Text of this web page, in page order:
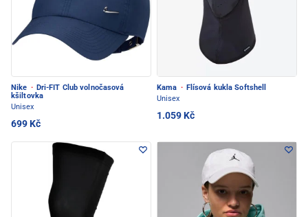
Nike · Dri-FIT Club volnočasová
kšiltovka
Unisex
699 Kč
Kama · Flísová kukla Softshell
Unisex
1.059 Kč